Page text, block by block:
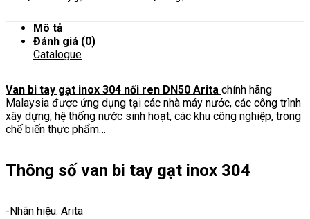
Mô tả
Đánh giá (0)
Catalogue
Van bi tay gạt inox 304 nối ren DN50 Arita chính hãng
Malaysia được ứng dụng tại các nhà máy nước, các công trình
xây dựng, hệ thống nước sinh hoạt, các khu công nghiệp, trong
chế biến thực phẩm…
Thông số van bi tay gạt inox 304
-Nhãn hiệu: Arita